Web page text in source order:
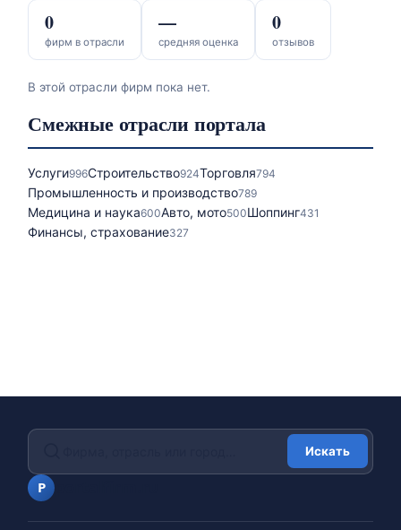
фирм в отрасли
0
средняя оценка
—
отзывов
0
В этой отрасли фирм пока нет.
Смежные отрасли портала
Услуги996Строительство924Торговля794
Промышленность и производство789
Медицина и наука600Авто, мото500Шоппинг431
Финансы, страхование327
P
Искать